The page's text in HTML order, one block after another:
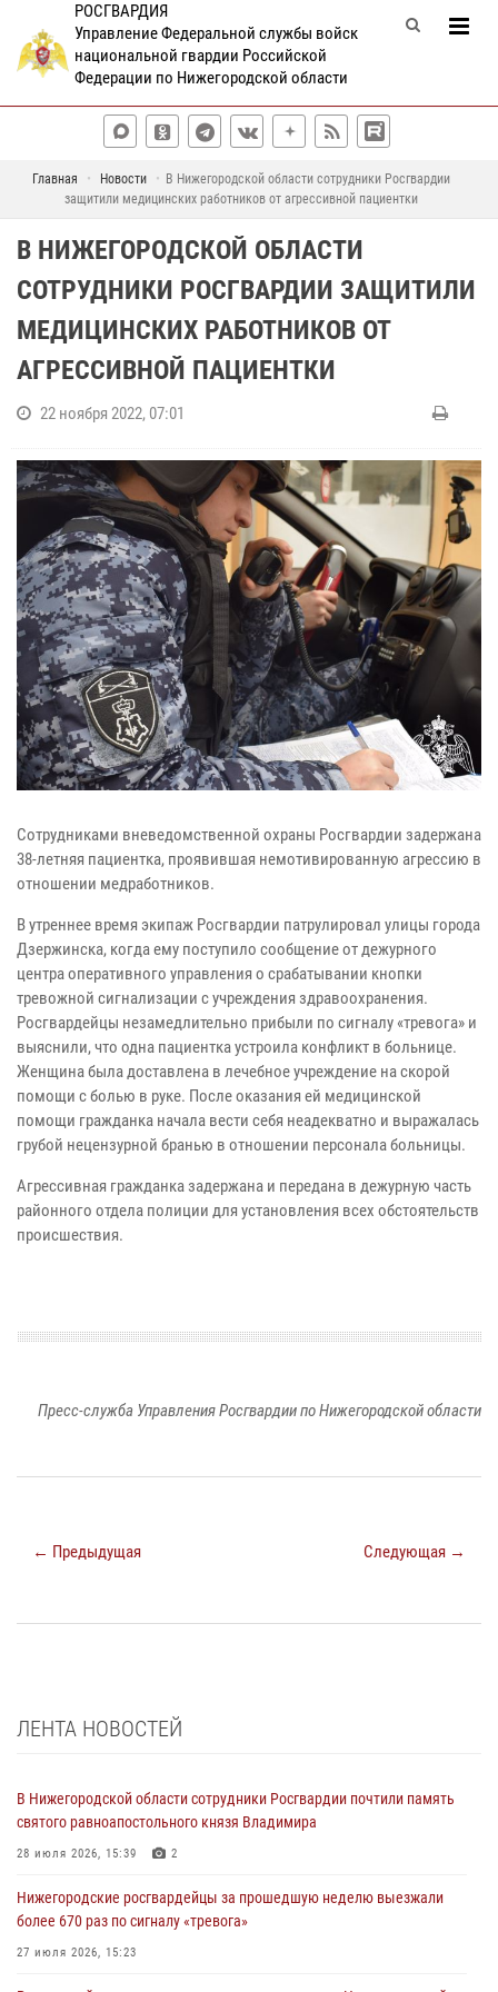
РОСГВАРДИЯ
Управление Федеральной службы войск
национальной гвардии Российской
Федерации по Нижегородской области
Главная Новости
В Нижегородской области сотрудники Росгвардии
защитили медицинских работников от агрессивной пациентки
В НИЖЕГОРОДСКОЙ ОБЛАСТИ
СОТРУДНИКИ РОСГВАРДИИ ЗАЩИТИЛИ
МЕДИЦИНСКИХ РАБОТНИКОВ ОТ
АГРЕССИВНОЙ ПАЦИЕНТКИ
22 ноября 2022, 07:01
Сотрудниками вневедомственной охраны Росгвардии задержана
38-летняя пациентка, проявившая немотивированную агрессию в
отношении медработников.
В утреннее время экипаж Росгвардии патрулировал улицы города
Дзержинска, когда ему поступило сообщение от дежурного
центра оперативного управления о срабатывании кнопки
тревожной сигнализации с учреждения здравоохранения.
Росгвардейцы незамедлительно прибыли по сигналу «тревога» и
выяснили, что одна пациентка устроила конфликт в больнице.
Женщина была доставлена в лечебное учреждение на скорой
помощи с болью в руке. После оказания ей медицинской
помощи гражданка начала вести себя неадекватно и выражалась
грубой нецензурной бранью в отношении персонала больницы.
Агрессивная гражданка задержана и передана в дежурную часть
районного отдела полиции для установления всех обстоятельств
происшествия.
Пресс-служба Управления Росгвардии по Нижегородской области
← Предыдущая Следующая →
ЛЕНТА НОВОСТЕЙ
В Нижегородской области сотрудники Росгвардии почтили память
святого равноапостольного князя Владимира
28 июля 2026, 15:39 2
Нижегородские росгвардейцы за прошедшую неделю выезжали
более 670 раз по сигналу «тревога»
27 июля 2026, 15:23